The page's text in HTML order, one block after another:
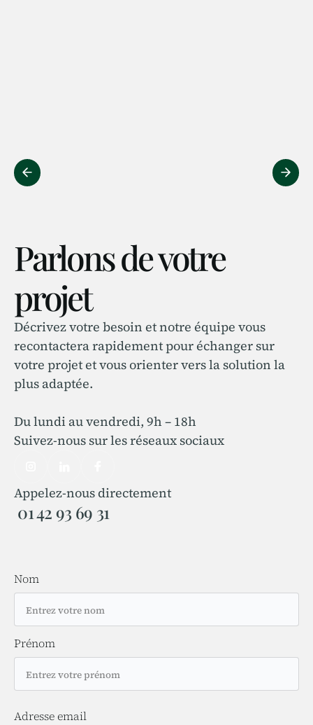
Parlons de votre
projet
Décrivez votre besoin et notre équipe vous
recontactera rapidement pour échanger sur
votre projet et vous orienter vers la solution la
plus adaptée.
Du lundi au vendredi, 9h – 18h
Suivez-nous sur les réseaux sociaux
Appelez-nous directement
01 42 93 69 31
Nom
Prénom
Adresse email